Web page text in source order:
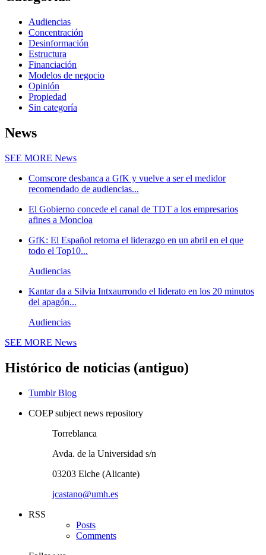
Audiencias
Concentración
Desinformación
Estructura
Financiación
Modelos de negocio
Opinión
Propiedad
Sin categoría
News
SEE MORE News
Comscore desbanca a GfK y vuelve a ser el medidor
recomendado de audiencias...
El Gobierno concede el canal de TDT a los empresarios
afines a Moncloa
GfK: El Español retoma el liderazgo en un abril en el que
todo el Top10...
Audiencias
Kantar da a Silvia Intxaurrondo el liderato en los 20 minutos
del apagón...
Audiencias
SEE MORE News
Histórico de noticias (antiguo)
Tumblr Blog
COEP subject news repository
Torreblanca
Avda. de la Universidad s/n
03203 Elche (Alicante)
jcastano@umh.es
RSS
Posts
Comments